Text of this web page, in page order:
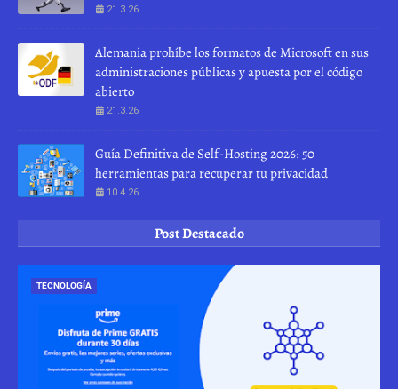
21.3.26
Alemania prohíbe los formatos de Microsoft en sus
administraciones públicas y apuesta por el código
abierto
21.3.26
Guía Definitiva de Self-Hosting 2026: 50
herramientas para recuperar tu privacidad
10.4.26
Post Destacado
TECNOLOGÍA